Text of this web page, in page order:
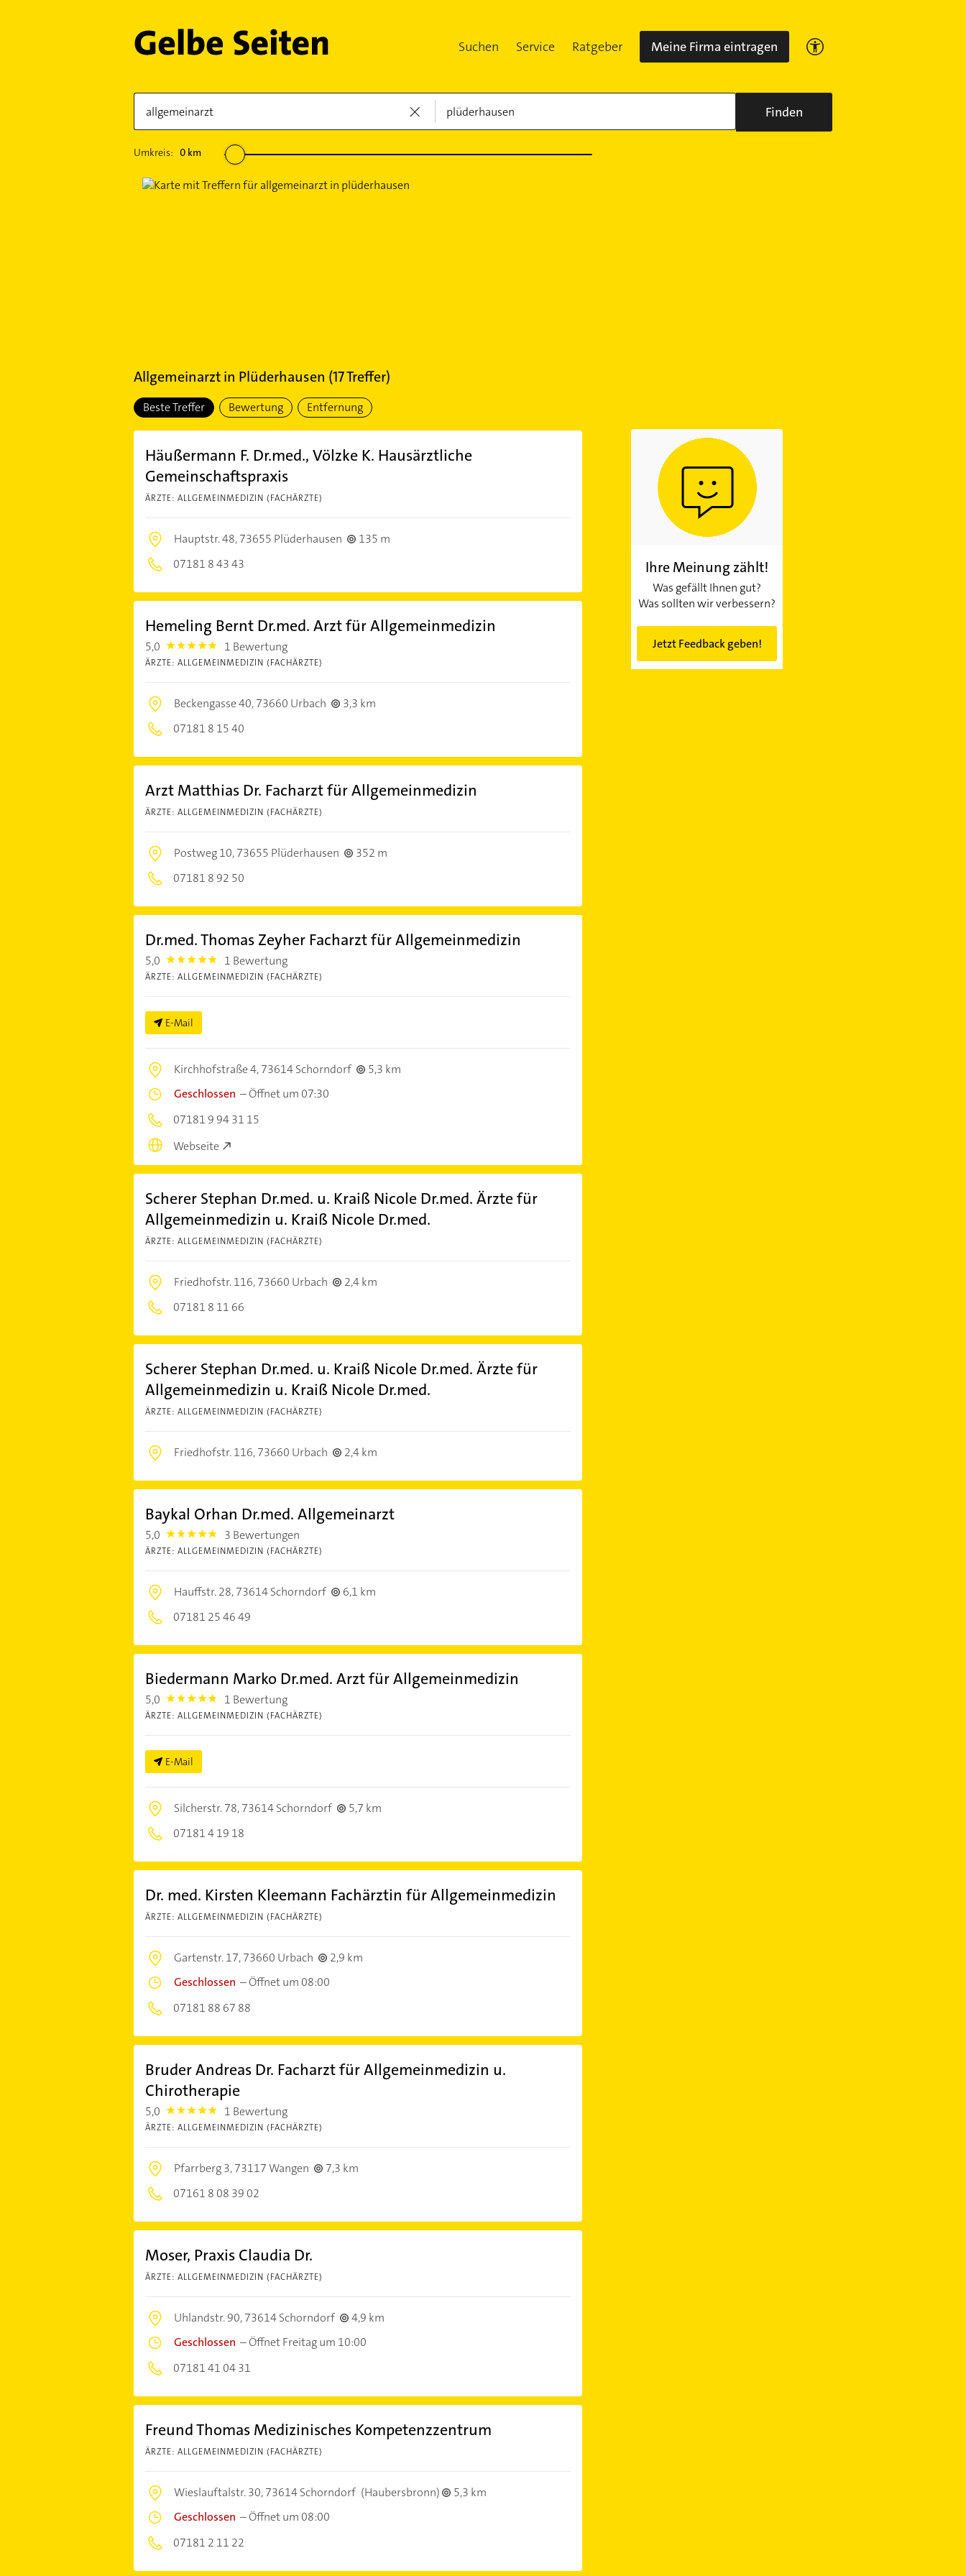
Suchen Service Ratgeber Meine Firma eintragen
Finden
Umkreis: 0km
Allgemeinarztin Plüderhausen (17Treffer)
Beste Treffer Bewertung Entfernung
Häußermann F. Dr.med., Völzke K. Hausärztliche
Gemeinschaftspraxis
ÄRZTE: ALLGEMEINMEDIZIN (FACHÄRZTE)
Hauptstr. 48,73655 Plüderhausen
135 m
07181 8 43 43
Hemeling Bernt Dr.med. Arzt für Allgemeinmedizin
5,0 5.0 1 Bewertung
ÄRZTE: ALLGEMEINMEDIZIN (FACHÄRZTE)
Beckengasse 40,73660 Urbach
3,3 km
07181 8 15 40
Arzt Matthias Dr. Facharzt für Allgemeinmedizin
ÄRZTE: ALLGEMEINMEDIZIN (FACHÄRZTE)
Postweg 10,73655 Plüderhausen
352 m
07181 8 92 50
Dr.med. Thomas Zeyher Facharzt für Allgemeinmedizin
5,0 5.0 1 Bewertung
ÄRZTE: ALLGEMEINMEDIZIN (FACHÄRZTE)
E-Mail
Kirchhofstraße 4,73614 Schorndorf
5,3 km
Geschlossen –Öffnet um 07:30
07181 9 94 31 15
Webseite
Scherer Stephan Dr.med. u. Kraiß Nicole Dr.med. Ärzte für
Allgemeinmedizin u. Kraiß Nicole Dr.med.
ÄRZTE: ALLGEMEINMEDIZIN (FACHÄRZTE)
Friedhofstr. 116,73660 Urbach
2,4 km
07181 8 11 66
Scherer Stephan Dr.med. u. Kraiß Nicole Dr.med. Ärzte für
Allgemeinmedizin u. Kraiß Nicole Dr.med.
ÄRZTE: ALLGEMEINMEDIZIN (FACHÄRZTE)
Friedhofstr. 116,73660 Urbach 2,4 km
Baykal Orhan Dr.med. Allgemeinarzt
5,0 5.0 3 Bewertungen
ÄRZTE: ALLGEMEINMEDIZIN (FACHÄRZTE)
Hauffstr. 28,73614 Schorndorf
6,1 km
07181 25 46 49
Biedermann Marko Dr.med. Arzt für Allgemeinmedizin
5,0 5.0 1 Bewertung
ÄRZTE: ALLGEMEINMEDIZIN (FACHÄRZTE)
E-Mail
Silcherstr. 78,73614 Schorndorf
5,7 km
07181 4 19 18
Dr. med. Kirsten Kleemann Fachärztin für Allgemeinmedizin
ÄRZTE: ALLGEMEINMEDIZIN (FACHÄRZTE)
Gartenstr. 17,73660 Urbach
2,9 km
Geschlossen –Öffnet um 08:00
07181 88 67 88
Bruder Andreas Dr. Facharzt für Allgemeinmedizin u.
Chirotherapie
5,0 5.0 1 Bewertung
ÄRZTE: ALLGEMEINMEDIZIN (FACHÄRZTE)
Pfarrberg 3,73117 Wangen
7,3 km
07161 8 08 39 02
Moser, Praxis Claudia Dr.
ÄRZTE: ALLGEMEINMEDIZIN (FACHÄRZTE)
Uhlandstr. 90,73614 Schorndorf
4,9 km
Geschlossen –Öffnet Freitag um 10:00
07181 41 04 31
Freund Thomas Medizinisches Kompetenzzentrum
ÄRZTE: ALLGEMEINMEDIZIN (FACHÄRZTE)
Wieslauftalstr. 30,73614 Schorndorf (Haubersbronn)
5,3 km
Geschlossen –Öffnet um 08:00
07181 2 11 22
Ihre Meinung zählt!
Was gefällt Ihnen gut?
Was sollten wir verbessern?
Jetzt Feedback geben!